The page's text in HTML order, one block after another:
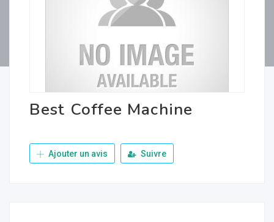
Best Coffee Machine
Ajouter un avis Suivre